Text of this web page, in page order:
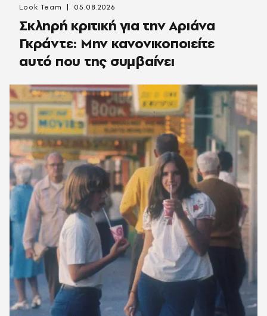
Σκληρή κριτική για την Αριάνα
Γκράντε: Μην κανονικοποιείτε
αυτό που της συμβαίνει
Look Team 05.08.2026